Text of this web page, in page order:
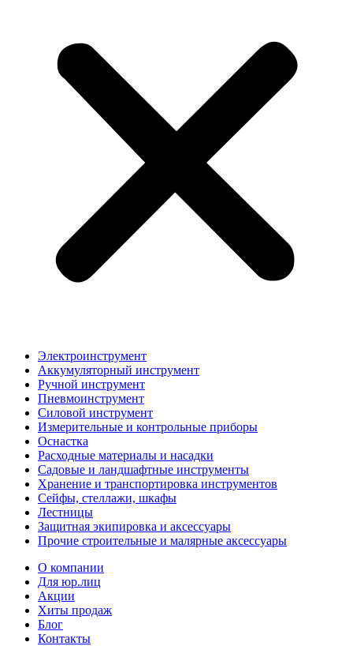
Электроинструмент
Аккумуляторный инструмент
Ручной инструмент
Пневмоинструмент
Силовой инструмент
Измерительные и контрольные приборы
Оснастка
Расходные материалы и насадки
Садовые и ландшафтные инструменты
Хранение и транспортировка инструментов
Сейфы, стеллажи, шкафы
Лестницы
Защитная экипировка и аксессуары
Прочие строительные и малярные аксессуары
О компании
Для юр.лиц
Акции
Хиты продаж
Блог
Контакты